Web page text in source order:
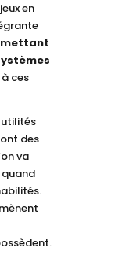
en
ces
des
va